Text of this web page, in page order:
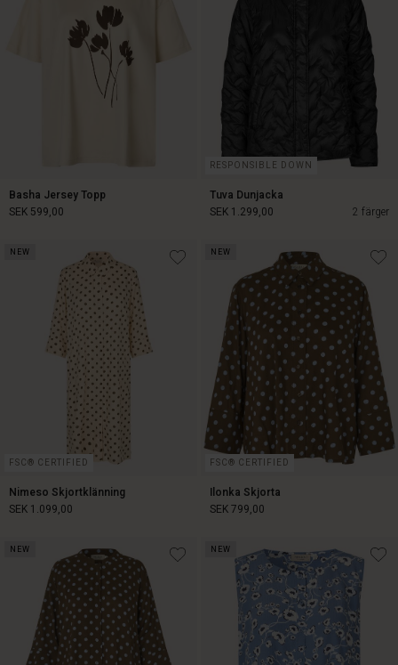
Basha Jersey Topp
SEK 599,00
SEK 599,00
RESPONSIBLE DOWN
Tuva Dunjacka
2 färger
SEK 1.299,00
SEK 1.299,00
NEW
FSC® CERTIFIED
Nimeso Skjortklänning
SEK 1.099,00
SEK 1.099,00
NEW
FSC® CERTIFIED
Ilonka Skjorta
SEK 799,00
SEK 799,00
NEW NEW